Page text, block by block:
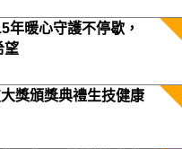
年暖心守護不停歇，
望
獎頒獎典禮生技健康